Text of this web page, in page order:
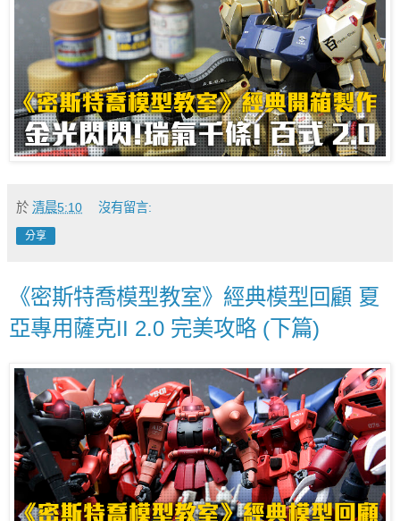
於 清晨5:10 沒有留言:
分享
《密斯特喬模型教室》經典模型回顧 夏
亞專用薩克II 2.0 完美攻略 (下篇)